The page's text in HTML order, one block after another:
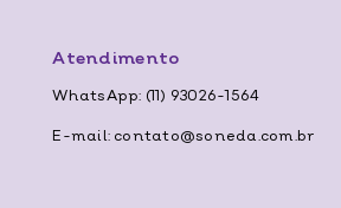
Atendimento
WhatsApp: (11) 93026-1564
E-mail: contato@soneda.com.br